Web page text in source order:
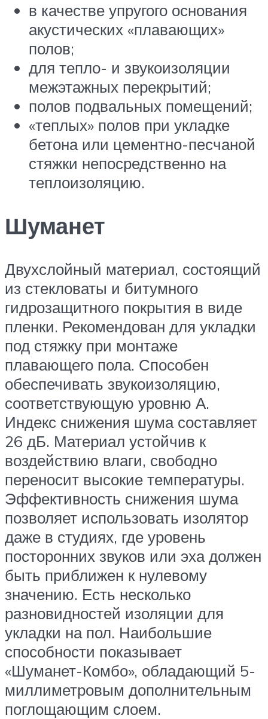
в качестве упругого основания
акустических «плавающих»
полов;
для тепло- и звукоизоляции
межэтажных перекрытий;
полов подвальных помещений;
«теплых» полов при укладке
бетона или цементно-песчаной
стяжки непосредственно на
теплоизоляцию.
Шуманет
Двухслойный материал, состоящий
из стекловаты и битумного
гидрозащитного покрытия в виде
пленки. Рекомендован для укладки
под стяжку при монтаже
плавающего пола. Способен
обеспечивать звукоизоляцию,
соответствующую уровню А.
Индекс снижения шума составляет
26 дБ. Материал устойчив к
воздействию влаги, свободно
переносит высокие температуры.
Эффективность снижения шума
позволяет использовать изолятор
даже в студиях, где уровень
посторонних звуков или эха должен
быть приближен к нулевому
значению. Есть несколько
разновидностей изоляции для
укладки на пол. Наибольшие
способности показывает
«Шуманет-Комбо», обладающий 5-
миллиметровым дополнительным
поглощающим слоем.